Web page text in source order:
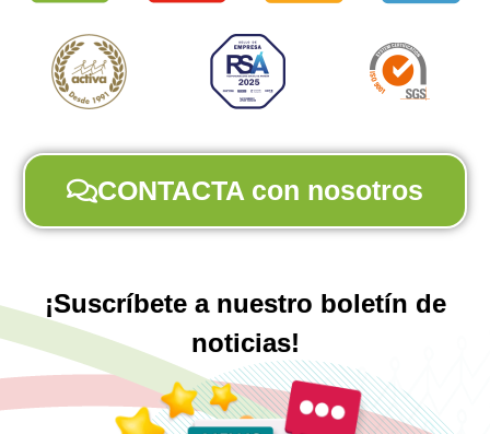
CONTACTA con nosotros
¡Suscríbete a nuestro boletín de
noticias!